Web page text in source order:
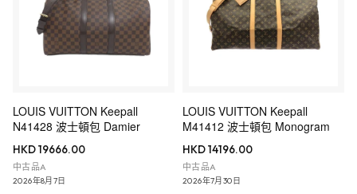
LOUIS VUITTON Keepall
N41428 波士頓包 Damier
HKD 19666.00
中古品A
2026年8月7日
LOUIS VUITTON Keepall
M41412 波士頓包 Monogram
HKD 14196.00
中古品A
2026年7月30日